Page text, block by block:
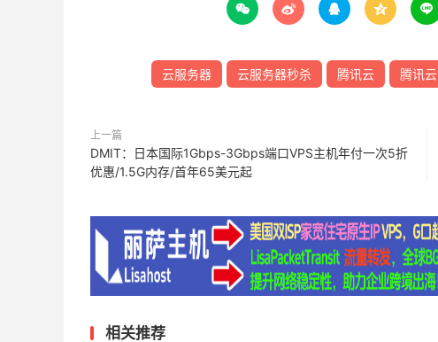
    
云服务器 云服务器秒杀 腾讯云 腾讯
上一篇
DMIT：日本国际1Gbps-3Gbps端口VPS主机年付一次5折
优惠/1.5G内存/首年65美元起
相关推荐